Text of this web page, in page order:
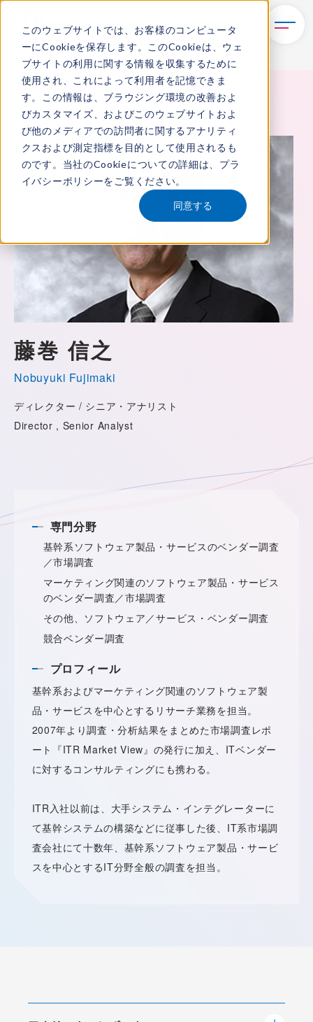
このウェブサイトでは、お客様のコンピュータ
ーにCookieを保存します。このCookieは、ウェ
ブサイトの利用に関する情報を収集するために
使用され、これによって利用者を記憶できま
す。この情報は、ブラウジング環境の改善およ
びカスタマイズ、およびこのウェブサイトおよ
び他のメディアでの訪問者に関するアナリティ
クスおよび測定指標を目的として使用されるも
のです。当社のCookieについての詳細は、 プラ
イバシーポリシーをご覧ください。
同意する
TOP ITRについて 所属アナリスト 藤巻 信之
藤巻 信之
Nobuyuki Fujimaki
ディレクター / シニア・アナリスト
Director , Senior Analyst
専門分野
基幹系ソフトウェア製品・サービスのベンダー調査
／市場調査
マーケティング関連のソフトウェア製品・サービス
のベンダー調査／市場調査
その他、ソフトウェア／サービス・ベンダー調査
競合ベンダー調査
プロフィール
基幹系およびマーケティング関連のソフトウェア製
品・サービスを中心とするリサーチ業務を担当。
2007年より調査・分析結果をまとめた市場調査レポ
ート『ITR Market View』の発行に加え、ITベンダー
に対するコンサルティングにも携わる。
ITR入社以前は、大手システム・インテグレーターに
て基幹システムの構築などに従事した後、IT系市場調
査会社にて十数年、基幹系ソフトウェア製品・サービ
スを中心とするIT分野全般の調査を担当。